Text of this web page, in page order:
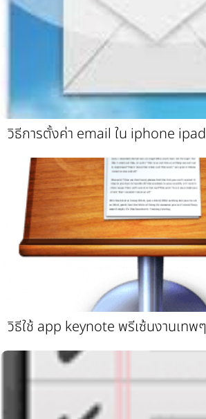
วิธีการตั้งค่า email ใน iphone ipad
วิธีใช้ app keynote พรีเซ้นงานเทพๆ